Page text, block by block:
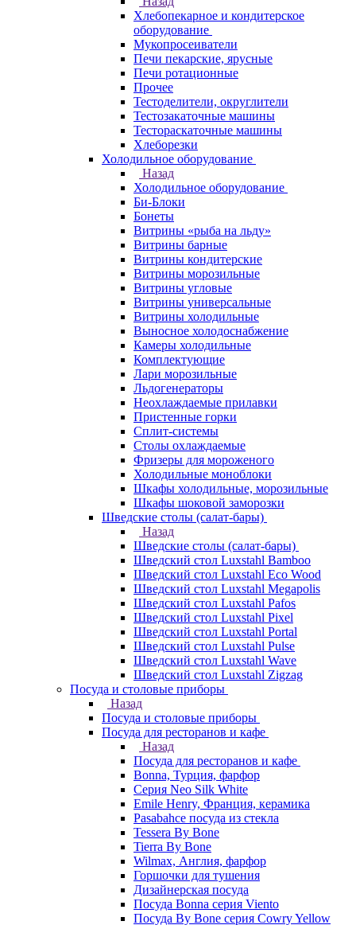
Хлебопекарное и кондитерское
оборудование
Мукопросеиватели
Печи пекарские, ярусные
Печи ротационные
Прочее
Тестоделители, округлители
Тестозакаточные машины
Тестораскаточные машины
Хлеборезки
Холодильное оборудование
Назад
Холодильное оборудование
Би-Блоки
Бонеты
Витрины «рыба на льду»
Витрины барные
Витрины кондитерские
Витрины морозильные
Витрины угловые
Витрины универсальные
Витрины холодильные
Выносное холодоснабжение
Камеры холодильные
Комплектующие
Лари морозильные
Льдогенераторы
Неохлаждаемые прилавки
Пристенные горки
Сплит-системы
Столы охлаждаемые
Фризеры для мороженого
Холодильные моноблоки
Шкафы холодильные, морозильные
Шкафы шоковой заморозки
Шведские столы (салат-бары)
Назад
Шведские столы (салат-бары)
Шведский стол Luxstahl Bamboo
Шведский стол Luxstahl Eco Wood
Шведский стол Luxstahl Megapolis
Шведский стол Luxstahl Pafos
Шведский стол Luxstahl Pixel
Шведский стол Luxstahl Portal
Шведский стол Luxstahl Pulse
Шведский стол Luxstahl Wave
Шведский стол Luxstahl Zigzag
Посуда и столовые приборы
Назад
Посуда и столовые приборы
Посуда для ресторанов и кафе
Назад
Посуда для ресторанов и кафе
Bonna, Турция, фарфор
Cерия Neo Silk White
Emile Henry, Франция, керамика
Pasabahce посуда из стекла
Tessera By Bone
Tierra By Bone
Wilmax, Англия, фарфор
Горшочки для тушения
Дизайнерская посуда
Посуда Bonna серия Viento
Посуда By Bone серия Cowry Yellow